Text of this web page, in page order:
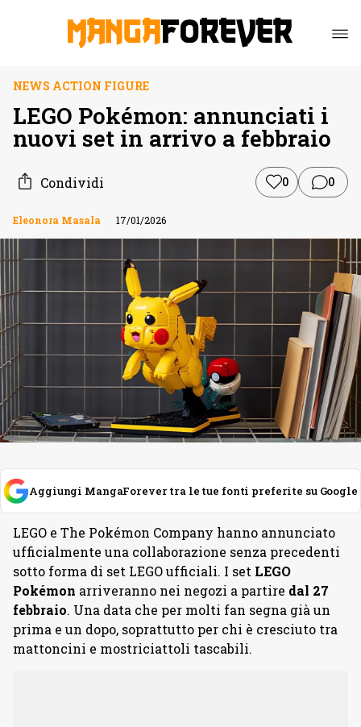
NEWS ACTION FIGURE
LEGO Pokémon: annunciati i
nuovi set in arrivo a febbraio
Condividi 0 0
Eleonora Masala 17/01/2026
Aggiungi MangaForever tra le tue fonti preferite su Google
LEGO e The Pokémon Company hanno annunciato
ufficialmente una collaborazione senza precedenti
sotto forma di set LEGO ufficiali. I set LEGO
Pokémon arriveranno nei negozi a partire dal 27
febbraio. Una data che per molti fan segna già un
prima e un dopo, soprattutto per chi è cresciuto tra
mattoncini e mostriciattoli tascabili.